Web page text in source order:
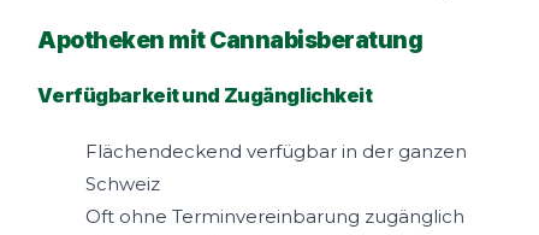
Apotheken mit Cannabisberatung
Verfügbarkeit und Zugänglichkeit
Flächendeckend verfügbar in der ganzen
Schweiz
Oft ohne Terminvereinbarung zugänglich